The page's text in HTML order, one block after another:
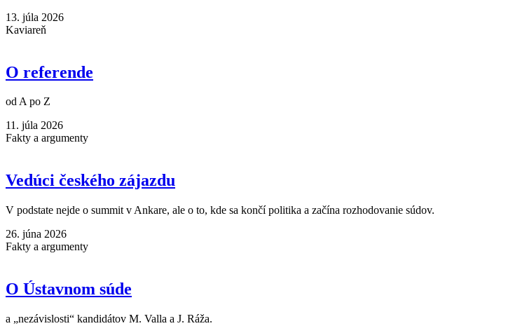
13. júla 2026
Kaviareň
O referende
od A po Z
11. júla 2026
Fakty a argumenty
Vedúci českého zájazdu
V podstate nejde o summit v Ankare, ale o to, kde sa končí politika a začína rozhodovanie súdov.
26. júna 2026
Fakty a argumenty
O Ústavnom súde
a „nezávislosti“ kandidátov M. Valla a J. Ráža.